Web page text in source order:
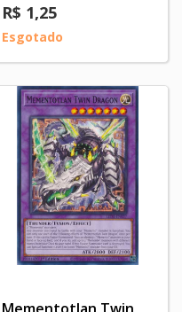
R$ 1,25
Esgotado